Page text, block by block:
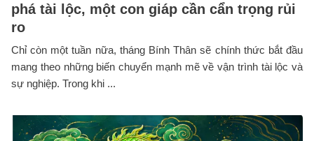
phá tài lộc, một con giáp cần cẩn trọng rủi
ro
Chỉ còn một tuần nữa, tháng Bính Thân sẽ chính thức bắt đầu
mang theo những biến chuyển mạnh mẽ về vận trình tài lộc và
sự nghiệp. Trong khi ...